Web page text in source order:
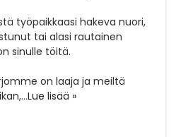
työpaikkaasi hakeva nuori,
tai alasi rautainen
sinulle töitä.
on laaja ja meiltä
...Lue lisää »